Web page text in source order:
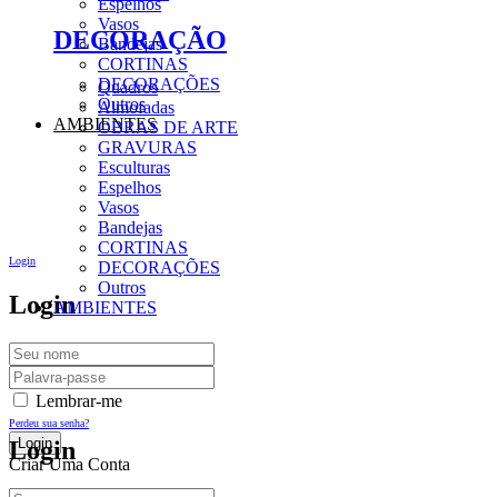
Vasos
Bandejas
CORTINAS
DECORAÇÕES
Outros
AMBIENTES
Login
Login
Lembrar-me
Perdeu sua senha?
Criar Uma Conta
DECORAÇÃO
Quadros
Almofadas
OBRAS DE ARTE
GRAVURAS
Esculturas
Espelhos
Vasos
Bandejas
CORTINAS
DECORAÇÕES
Outros
AMBIENTES
Login